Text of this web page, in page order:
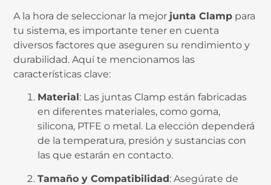
A la hora de seleccionar la mejor junta Clamp para
tu sistema, es importante tener en cuenta
diversos factores que aseguren su rendimiento y
durabilidad. Aquí te mencionamos las
características clave:
Material: Las juntas Clamp están fabricadas
en diferentes materiales, como goma,
silicona, PTFE o metal. La elección dependerá
de la temperatura, presión y sustancias con
las que estarán en contacto.
Tamaño y Compatibilidad: Asegúrate de